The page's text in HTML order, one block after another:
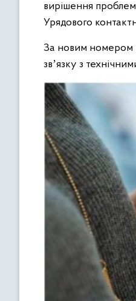
вирішення проблем
Урядового
За новим номером
звʼязку з